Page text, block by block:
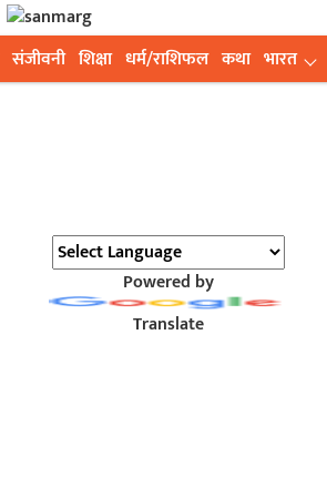
संजीवनी शिक्षा धर्म/राशिफल कथा भारत
Powered by
Translate